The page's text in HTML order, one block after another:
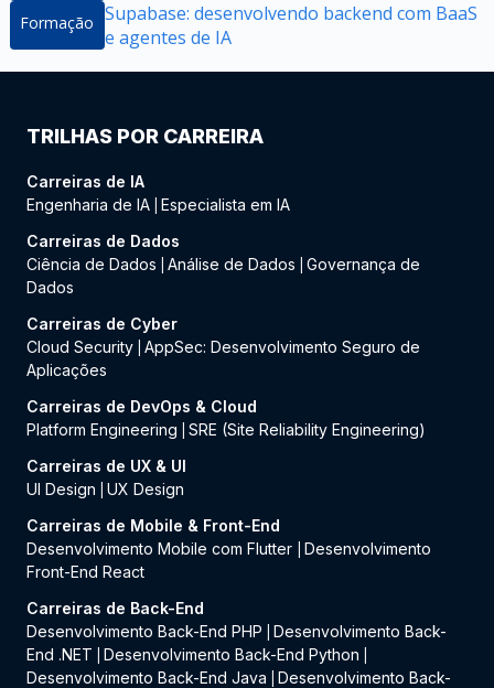
Formação Supabase: desenvolvendo backend com BaaS
e agentes de IA
TRILHAS POR CARREIRA
Carreiras de IA
Engenharia de IA Especialista em IA
Carreiras de Dados
Ciência de Dados
Análise de Dados
Governança de
Dados
Carreiras de Cyber
Cloud Security AppSec: Desenvolvimento Seguro de
Aplicações
Carreiras de DevOps & Cloud
Platform Engineering
SRE (Site Reliability Engineering)
Carreiras de UX & UI
UI Design
UX Design
Carreiras de Mobile & Front-End
Desenvolvimento Mobile com Flutter
Desenvolvimento
Front-End React
Carreiras de Back-End
Desenvolvimento Back-End PHP
Desenvolvimento Back-
End .NET
Desenvolvimento Back-End Python
Desenvolvimento Back-End Java
Desenvolvimento Back-